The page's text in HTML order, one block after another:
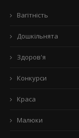
Вагітність
Дошкільнята
Здоров'я
Конкурси
Краса
Малюки